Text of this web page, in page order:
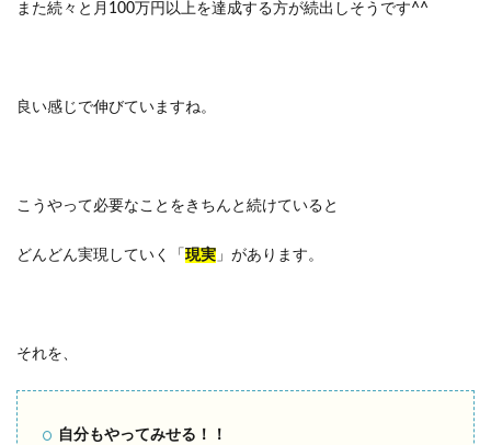
また続々と月100万円以上を達成する方が続出しそうです^^
良い感じで伸びていますね。
こうやって必要なことをきちんと続けていると
どんどん実現していく「 現実 」があります。
それを、
自分もやってみせる！！